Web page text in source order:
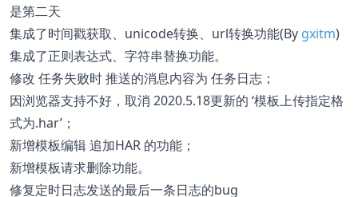
是第二天
集成了时间戳获取、unicode转换、url转换功能(By gxitm)
集成了正则表达式、字符串替换功能。
修改 任务失败时 推送的消息内容为 任务日志；
因浏览器支持不好，取消 2020.5.18更新的 ‘模板上传指定格
式为.har’；
新增模板编辑 追加HAR 的功能；
新增模板请求删除功能。
修复定时日志发送的最后一条日志的bug